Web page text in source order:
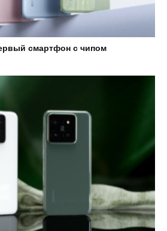
смартфон с чипом